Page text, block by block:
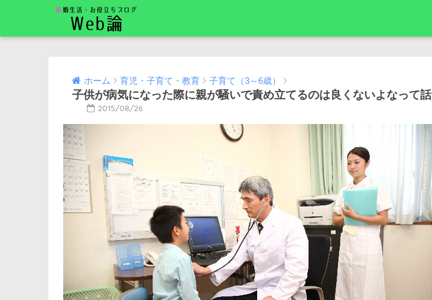
ホーム 育児・子育て・教育 子育て（3～6歳）
子供が病気になった際に親が騒いで責め立てるのは良くないよなって話
2015/08/26